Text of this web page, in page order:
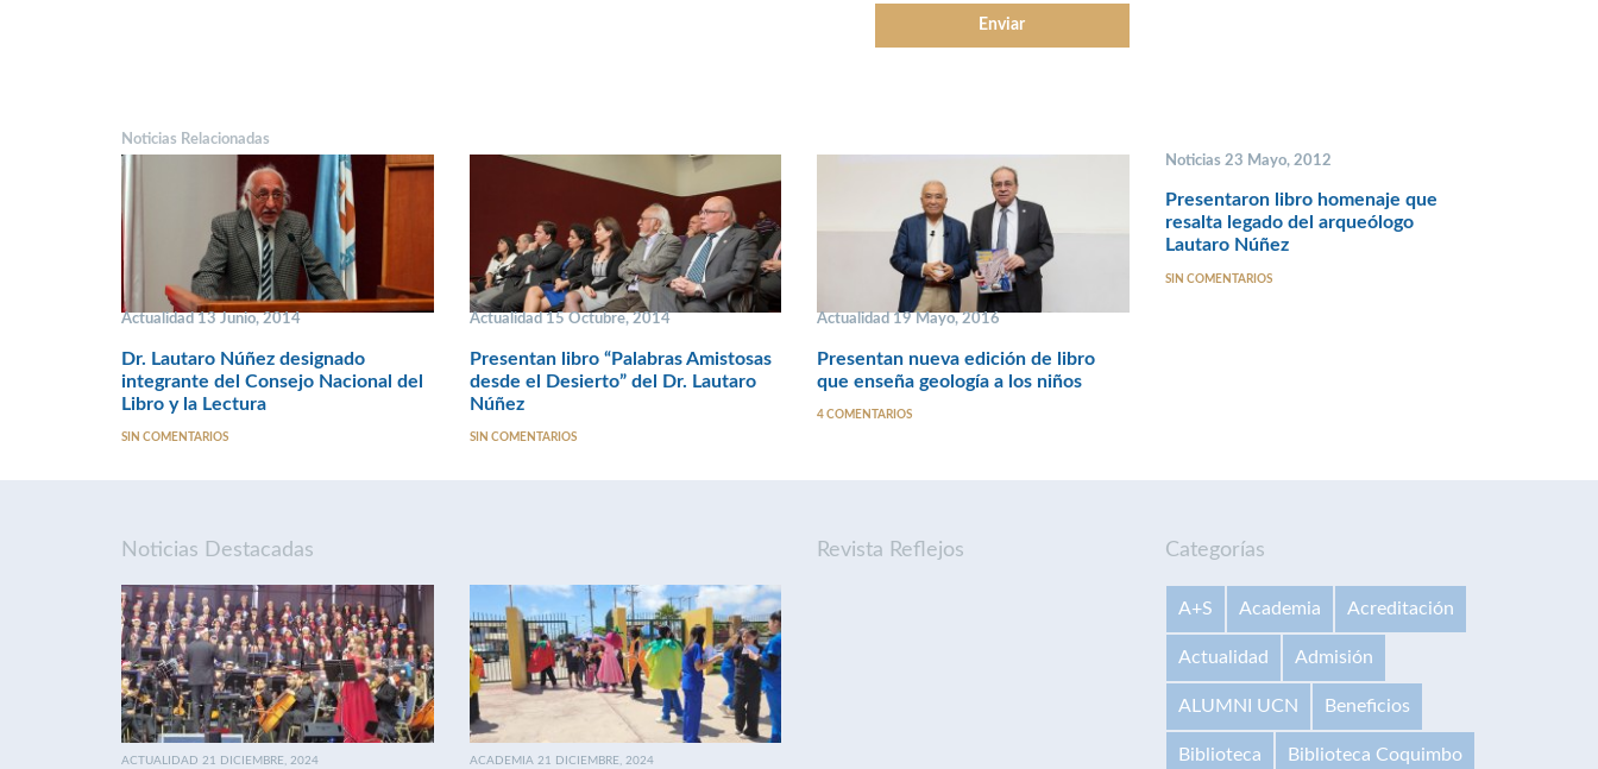
Noticias Relacionadas
Actualidad 13 Junio, 2014
Dr. Lautaro Núñez designado
integrante del Consejo Nacional del
Libro y la Lectura
SIN COMENTARIOS
Actualidad 15 Octubre, 2014
Presentan libro “Palabras Amistosas
desde el Desierto” del Dr. Lautaro
Núñez
SIN COMENTARIOS
Actualidad 19 Mayo, 2016
Presentan nueva edición de libro
que enseña geología a los niños
4 COMENTARIOS
Noticias 23 Mayo, 2012
Presentaron libro homenaje que
resalta legado del arqueólogo
Lautaro Núñez
SIN COMENTARIOS
Noticias Destacadas
ACTUALIDAD 21 DICIEMBRE, 2024 ACADEMIA 21 DICIEMBRE, 2024
Revista Reflejos Categorías
A+S Academia Acreditación
Actualidad Admisión
ALUMNI UCN Beneficios
Biblioteca Biblioteca Coquimbo